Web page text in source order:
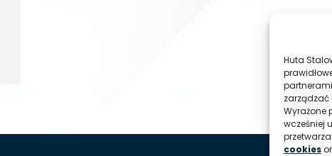
Huta
zarządzać
Wyrażone
wcześniej
cookies